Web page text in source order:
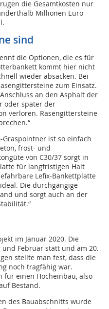
die Gesamtkosten nur
Millionen Euro
sind
die Optionen, die es für
kommt hier nicht
wieder absacken. Bei
zum Einsatz.
an den Asphalt der
oder später der
verloren. Rasengittersteine
Graspointner ist so einfach
frost- und
von C30/37 sorgt in
für langfristigen Halt
Lefix-Bankettplatte
Die durchgängige
und sorgt auch an der
im Januar 2020. Die
Februar statt und am 20.
stellte man fest, dass die
noch tragfähig war.
für einen Hocheinbau, also
Bestand.
des Bauabschnitts wurde